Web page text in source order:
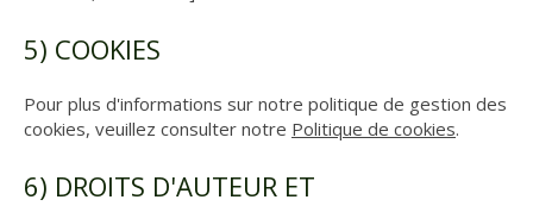
5) COOKIES
Pour plus d'informations sur notre politique de gestion des
cookies, veuillez consulter notre Politique de cookies.
6) DROITS D'AUTEUR ET